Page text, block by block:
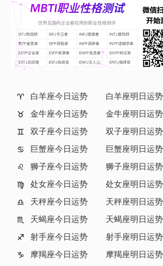
♈ 白羊座今日运势
白羊座明日运势
♉
金牛座今日运势
金牛座明日运势
♊
双子座今日运势
双子座明日运势
♋
巨蟹座今日运势
巨蟹座明日运势
♌
狮子座今日运势
狮子座明日运势
♍
处女座今日运势
处女座明日运势
♎
天秤座今日运势
天秤座明日运势
♏
天蝎座今日运势
天蝎座明日运势
♐
射手座今日运势
射手座明日运势
♑
摩羯座今日运势
摩羯座明日运势